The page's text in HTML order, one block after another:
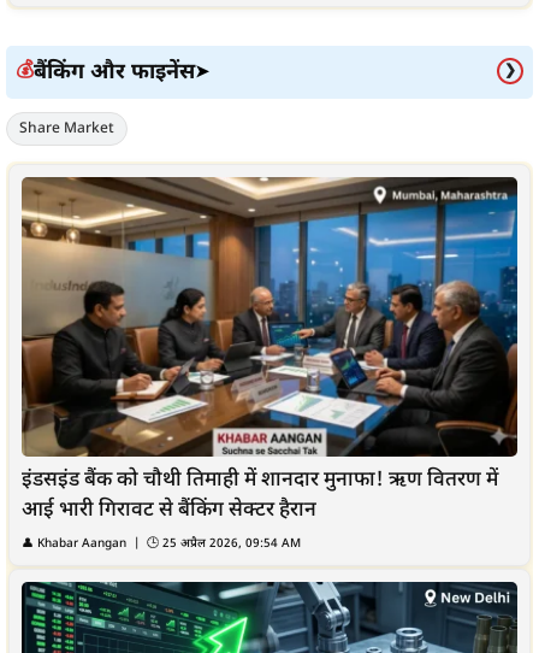
💰बैंकिंग और फाइनेंस➤ ❯
Share Market
इंडसइंड बैंक को चौथी तिमाही में शानदार मुनाफा! ऋण वितरण में
आई भारी गिरावट से बैंकिंग सेक्टर हैरान
👤 Khabar Aangan | 🕒 25 अप्रैल 2026, 09:54 AM